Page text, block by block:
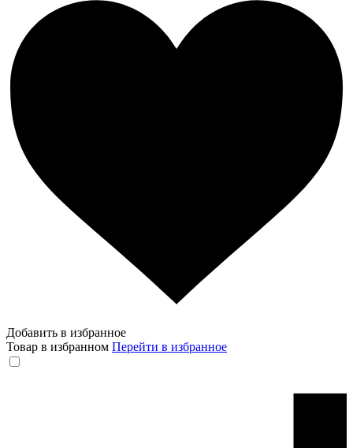
Добавить в избранное
Товар в избранном Перейти в избранное